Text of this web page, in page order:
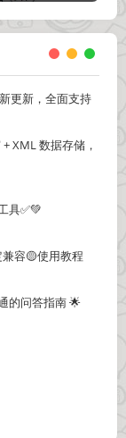
更新，全面支持
XML 数据存储，
具✅💚
容🟡使用教程
的问答指南 🌟